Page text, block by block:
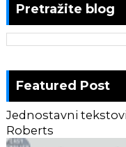
Pretražite blog
Featured Post
Jednostavni
Roberts